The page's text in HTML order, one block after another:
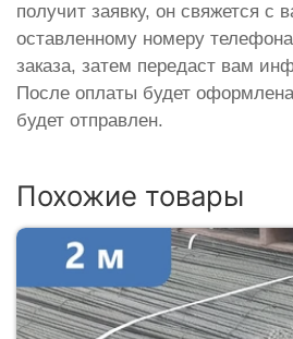
получит заявку, он свяжется с
оставленному номеру
заказа, затем передаст вам
После оплаты будет
будет отправлен.
Похожие товары